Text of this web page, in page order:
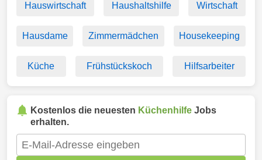
Hauswirtschaft Haushaltshilfe Wirtschaft
Hausdame Zimmermädchen Housekeeping
Küche Frühstückskoch Hilfsarbeiter
Kostenlos die neuesten Küchenhilfe Jobs
erhalten.